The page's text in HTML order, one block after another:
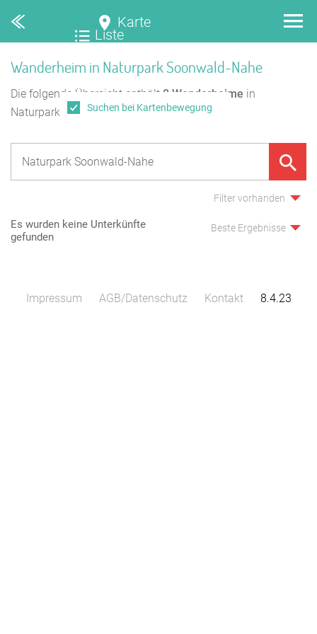
Karte
Liste
Wanderheim in Naturpark Soonwald-Nahe
Die folgende Übersicht enthält 0 Wanderheime in
Naturpark Soonwald-Nahe.
Filter vorhanden
Es wurden keine Unterkünfte
gefunden
Beste Ergebnisse
Suchen bei Kartenbewegung
Impressum AGB/Datenschutz Kontakt 8.4.23